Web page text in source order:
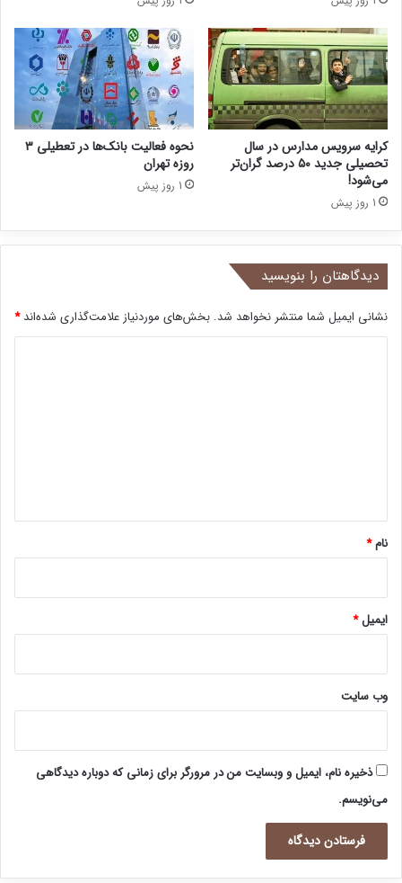
کرایه سرویس مدارس در سال
تحصیلی جدید ۵۰ درصد گران‌تر
می‌شود!
1 روز پیش
نحوه فعالیت بانک‌ها در تعطیلی ۳
روزه تهران
1 روز پیش
دیدگاهتان را بنویسید
نشانی ایمیل شما منتشر نخواهد شد. بخش‌های موردنیاز علامت‌گذاری شده‌اند*
نام*
ایمیل*
وب‌ سایت
ذخیره نام، ایمیل و وبسایت من در مرورگر برای زمانی که دوباره دیدگاهی
می‌نویسم.